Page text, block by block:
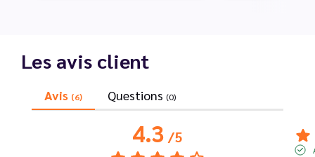
Les avis client
Avis (6) Questions (0)
4.3/5